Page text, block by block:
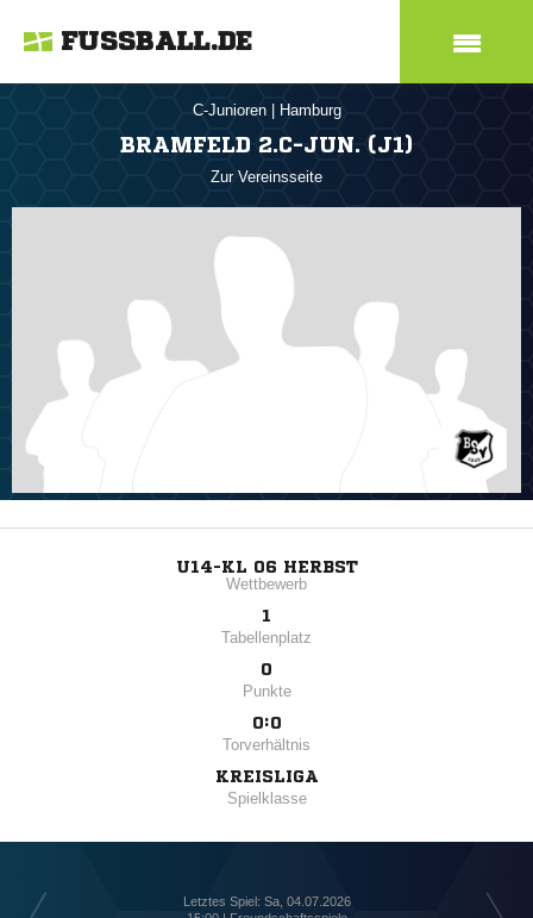
FUSSBALL.DE
C-Junioren Hamburg
BRAMFELD 2.C-JUN. (J1)
Zur Vereinsseite
U14-KL 06 HERBST
Wettbewerb
1
Tabellenplatz
0
Punkte
0:0
Torverhältnis
KREISLIGA
Spielklasse
Letztes Spiel: Sa, 04.07.2026